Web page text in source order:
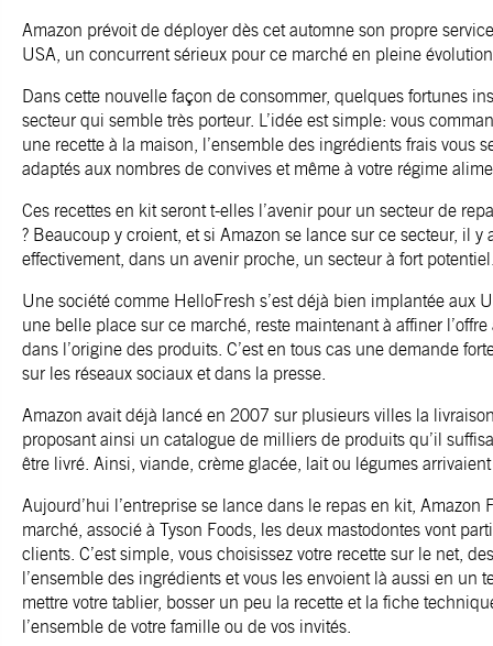
Amazon prévoit de déployer dès cet automne son propre
USA, un concurrent sérieux pour ce marché en pleine
Dans cette nouvelle façon de consommer, quelques fortunes
secteur qui semble très porteur. L’idée est simple: vous
une recette à la maison, l’ensemble des ingrédients frais vous
adaptés aux nombres de convives et même à votre régime
Ces recettes en kit seront t-elles l’avenir pour un secteur de
? Beaucoup y croient, et si Amazon se lance sur ce secteur, il y
effectivement, dans un avenir proche, un secteur à fort
Une société comme HelloFresh s’est déjà bien implantée aux
une belle place sur ce marché, reste maintenant à affiner
dans l’origine des produits. C’est en tous cas une demande
sur les réseaux sociaux et dans la presse.
Amazon avait déjà lancé en 2007 sur plusieurs villes la
proposant ainsi un catalogue de milliers de produits qu’il
être livré. Ainsi, viande, crème glacée, lait ou légumes
Aujourd’hui l’entreprise se lance dans le repas en kit, Amazon
marché, associé à Tyson Foods, les deux mastodontes vont
clients. C’est simple, vous choisissez votre recette sur le net,
l’ensemble des ingrédients et vous les envoient là aussi en un
mettre votre tablier, bosser un peu la recette et la fiche
l’ensemble de votre famille ou de vos invités.